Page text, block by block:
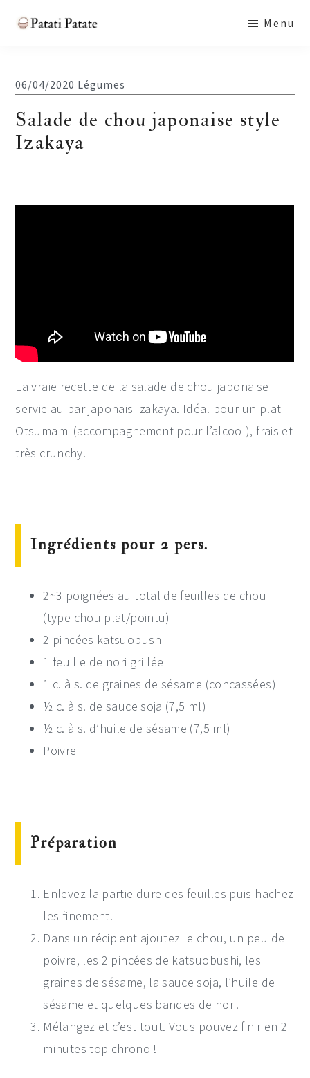
content
sidebar
Menu
06/04/2020 Légumes
Salade de chou japonaise style
Izakaya
La vraie recette de la salade de chou japonaise
servie au bar japonais Izakaya. Idéal pour un plat
Otsumami (accompagnement pour l’alcool), frais et
très crunchy.
Ingrédients pour 2 pers.
2~3 poignées au total de feuilles de chou
(type chou plat/pointu)
2 pincées katsuobushi
1 feuille de nori grillée
1 c. à s. de graines de sésame (concassées)
½ c. à s. de sauce soja (7,5 ml)
½ c. à s. d’huile de sésame (7,5 ml)
Poivre
Préparation
Enlevez la partie dure des feuilles puis hachez
les finement.
Dans un récipient ajoutez le chou, un peu de
poivre, les 2 pincées de katsuobushi, les
graines de sésame, la sauce soja, l’huile de
sésame et quelques bandes de nori.
Mélangez et c’est tout. Vous pouvez finir en 2
minutes top chrono !